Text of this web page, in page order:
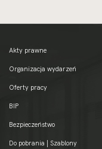
Akty prawne
Organizacja wydarzeń
Oferty pracy
BIP
Bezpieczeństwo
Do pobrania | Szablony